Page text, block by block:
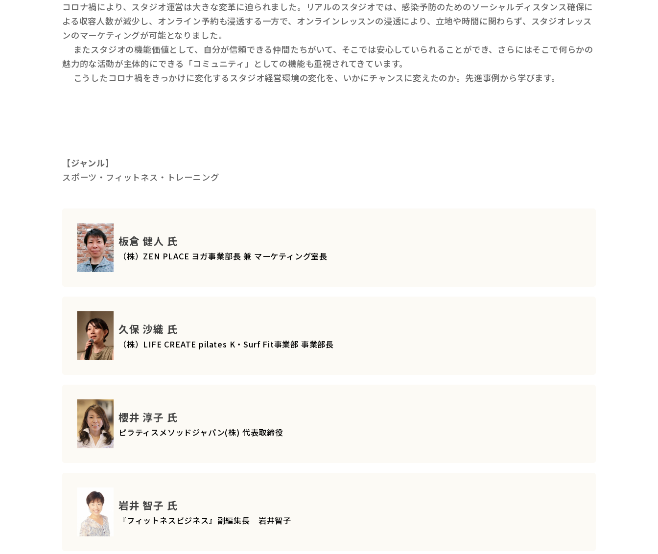
コロナ禍により、スタジオ運営は大きな変革に迫られました。リアルのスタジオでは、感染予防のためのソーシャルディスタンス確保に
よる収容人数が減少し、オンライン予約も浸透する一方で、オンラインレッスンの浸透により、立地や時間に関わらず、スタジオレッス
ンのマーケティングが可能となりました。
またスタジオの機能価値として、自分が信頼できる仲間たちがいて、そこでは安心していられることができ、さらにはそこで何らかの
魅力的な活動が主体的にできる「コミュニティ」としての機能も重視されてきています。
こうしたコロナ禍をきっかけに変化するスタジオ経営環境の変化を、いかにチャンスに変えたのか。先進事例から学びます。
【ジャンル】
スポーツ・フィットネス・トレーニング
板倉 健人 氏
（株）ZEN PLACE ヨガ事業部長 兼 マーケティング室長
久保 沙織 氏
（株）LIFE CREATE pilates K・Surf Fit事業部 事業部長
櫻井 淳子 氏
ピラティスメソッドジャパン(株) 代表取締役
岩井 智子 氏
『フィットネスビジネス』副編集長 岩井智子